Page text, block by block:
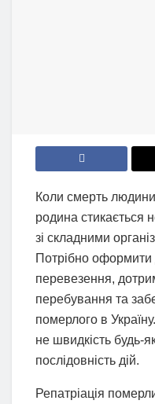
Коли смерть
родина стикається
зі складними
Потрібно оформити
перевезення,
перебування та
померлого в
не швидкість будь-
послідовність дій.
Репатріація